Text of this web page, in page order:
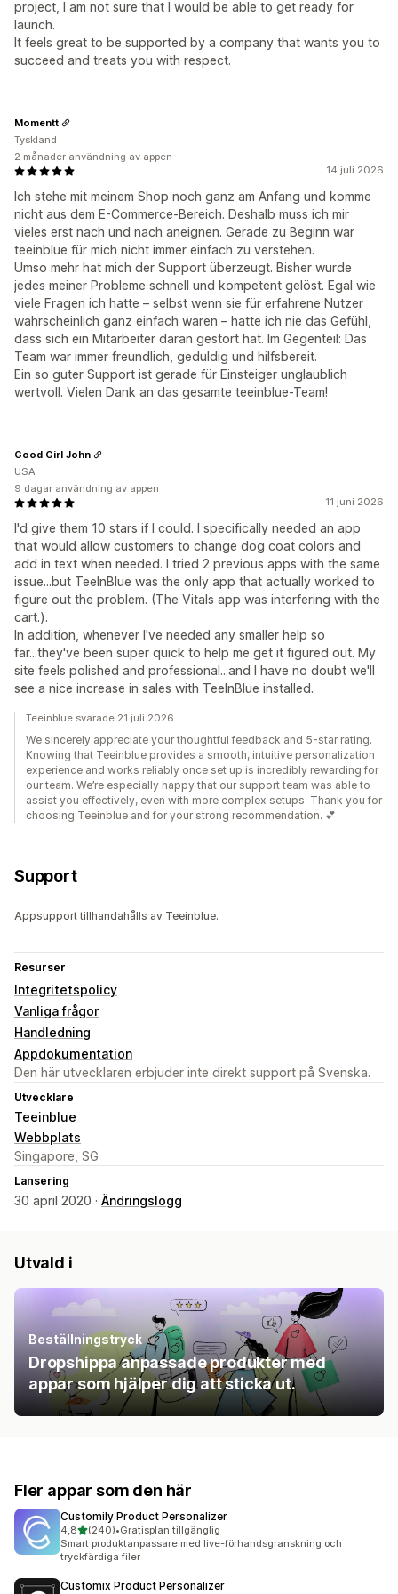
project, I am not sure that I would be able to get ready for
launch.
It feels great to be supported by a company that wants you to
succeed and treats you with respect.
14 juli 2026
Ich stehe mit meinem Shop noch ganz am Anfang und komme
nicht aus dem E-Commerce-Bereich. Deshalb muss ich mir
vieles erst nach und nach aneignen. Gerade zu Beginn war
teeinblue für mich nicht immer einfach zu verstehen.
Umso mehr hat mich der Support überzeugt. Bisher wurde
jedes meiner Probleme schnell und kompetent gelöst. Egal wie
viele Fragen ich hatte – selbst wenn sie für erfahrene Nutzer
wahrscheinlich ganz einfach waren – hatte ich nie das Gefühl,
dass sich ein Mitarbeiter daran gestört hat. Im Gegenteil: Das
Team war immer freundlich, geduldig und hilfsbereit.
Ein so guter Support ist gerade für Einsteiger unglaublich
wertvoll. Vielen Dank an das gesamte teeinblue-Team!
Momentt
Tyskland
2 månader användning av appen
11 juni 2026
I'd give them 10 stars if I could. I specifically needed an app
that would allow customers to change dog coat colors and
add in text when needed. I tried 2 previous apps with the same
issue...but TeeInBlue was the only app that actually worked to
figure out the problem. (The Vitals app was interfering with the
cart.).
In addition, whenever I've needed any smaller help so
far...they've been super quick to help me get it figured out. My
site feels polished and professional...and I have no doubt we'll
see a nice increase in sales with TeeInBlue installed.
Good Girl John
USA
9 dagar användning av appen
Teeinblue svarade 21 juli 2026
We sincerely appreciate your thoughtful feedback and 5-star rating.
Knowing that Teeinblue provides a smooth, intuitive personalization
experience and works reliably once set up is incredibly rewarding for
our team. We’re especially happy that our support team was able to
assist you effectively, even with more complex setups. Thank you for
choosing Teeinblue and for your strong recommendation. 💕
Support
Appsupport tillhandahålls av Teeinblue.
Resurser
Integritetspolicy
Vanliga frågor
Handledning
Appdokumentation
Den här utvecklaren erbjuder inte direkt support på Svenska.
Utvecklare
Teeinblue
Webbplats
Singapore, SG
Lansering
30 april 2020 · Ändringslogg
Utvald i
Beställningstryck
Dropshippa anpassade produkter med
appar som hjälper dig att sticka ut.
Fler appar som den här
Customily Product Personalizer
4,8av 5 stjärnor
(240)
240 recensioner totalt
•Gratisplan tillgänglig
Smart produktanpassare med live-förhandsgranskning och
tryckfärdiga filer
Customix Product Personalizer